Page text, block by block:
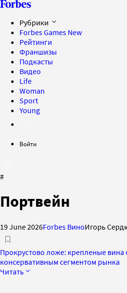
Рубрики
Forbes Games New
Рейтинги
Франшизы
Подкасты
Видео
Life
Woman
Sport
Young
Войти
#
Портвейн
19 June 2026Forbes ВиноИгорь
Прокрустово ложе: крепленые вина
консервативным сегментом рынка
Читать